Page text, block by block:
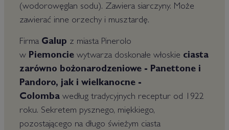
(wodorowęglan sodu). Zawiera siarczyny. Może
zawierać inne orzechy i musztardę.
Firma Galup z miasta Pinerolo
w Piemoncie wytwarza doskonałe włoskie ciasta
zarówno bożonarodzeniowe - Panettone i
Pandoro, jak i wielkanocne -
Colomba według tradycyjnych receptur od 1922
roku. Sekretem pysznego, miękkiego,
pozostającego na długo świeżym ciasta